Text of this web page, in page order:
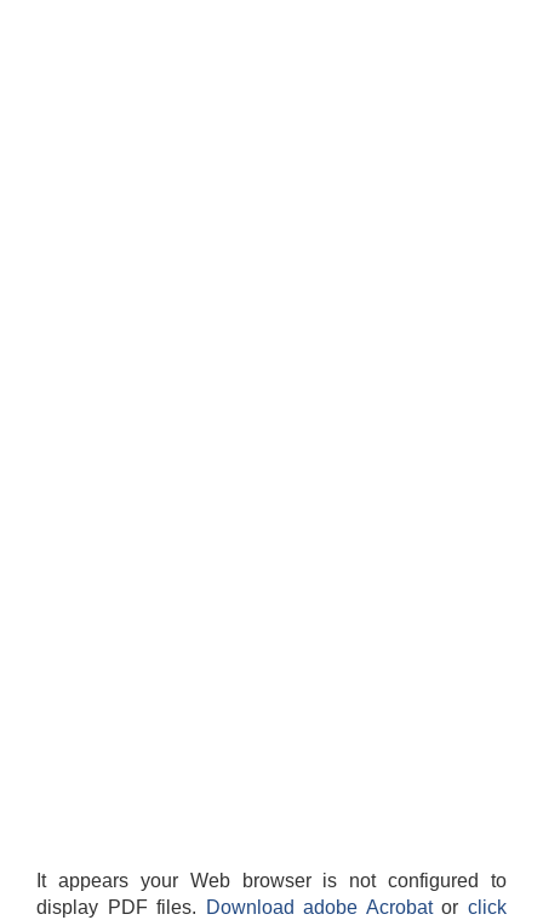
It appears your Web browser is not configured to
display PDF files.
Download adobe Acrobatorclick